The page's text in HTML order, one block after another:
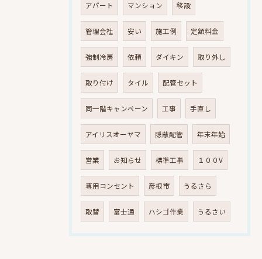
アパート マンション 移設
管理会社 安い 施工例 定額料金
強制冷房 依頼 ダイキン 取り外し
取り付け タイル 配管セット
同一階キャンペーン 工事 手直し
アイリスオーヤマ 隠蔽配管 年末年始
営業 お知らせ 標準工事 １００V
専用コンセント 彦根市 うるさら
取替 富士通 ハシゴ作業 うるさい